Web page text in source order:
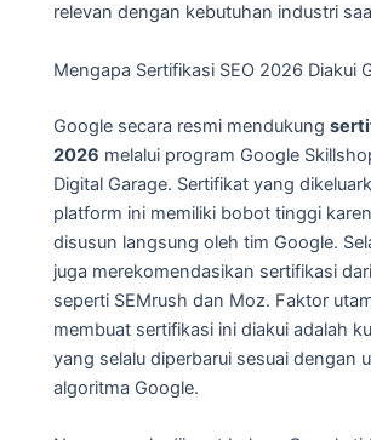
relevan dengan kebutuhan industri
Mengapa Sertifikasi SEO 2026 Diakui
Google secara resmi mendukung
2026 melalui program Google
Digital Garage. Sertifikat yang
platform ini memiliki bobot tinggi
disusun langsung oleh tim Google.
juga merekomendasikan sertifikasi
seperti SEMrush dan Moz. Faktor
membuat sertifikasi ini diakui adalah
yang selalu diperbarui sesuai dengan
algoritma Google.